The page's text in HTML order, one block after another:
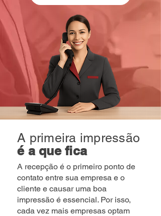
A primeira impressão
é a que fica
A recepção é o primeiro ponto de
contato entre sua empresa e o
cliente e causar uma boa
impressão é essencial. Por isso,
cada vez mais empresas optam